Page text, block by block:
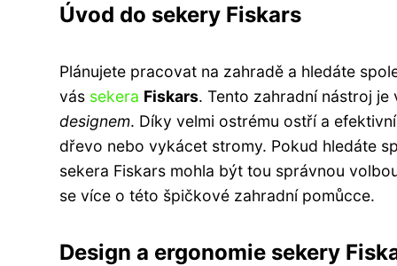
Úvod do sekery Fiskars
Plánujete pracovat na zahradě a hledáte
vás sekera Fiskars. Tento zahradní nástroj
designem. Díky velmi ostrému ostří a
dřevo nebo vykácet stromy. Pokud hledáte
sekera Fiskars mohla být tou správnou
se více o této špičkové zahradní pomůcce.
Design a ergonomie sekery